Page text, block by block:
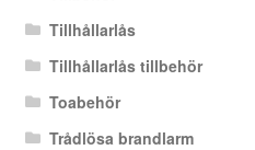
Tillhållarlås
Tillhållarlås tillbehör
Toabehör
Trådlösa brandlarm